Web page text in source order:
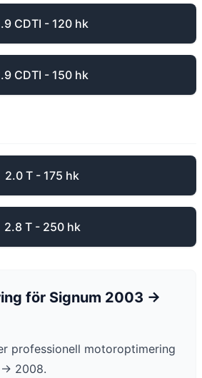
CDTI - 120 hk
CDTI - 150 hk
2.0 T - 175 hk
2.8 T - 250 hk
för Signum 2003 ->
professionell motoroptimering
> 2008.